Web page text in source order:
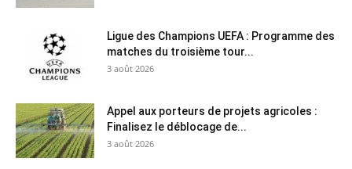
Ligue des Champions UEFA : Programme des
matches du troisième tour...
3 août 2026
Appel aux porteurs de projets agricoles :
Finalisez le déblocage de...
3 août 2026